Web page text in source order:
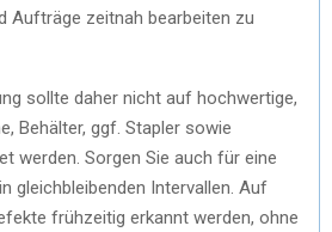
Aufträge zeitnah bearbeiten zu
sollte daher nicht auf hochwertige,
Behälter, ggf. Stapler sowie
werden. Sorgen Sie auch für eine
gleichbleibenden Intervallen. Auf
frühzeitig erkannt werden, ohne